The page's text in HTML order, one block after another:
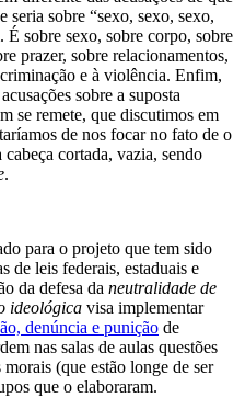
seria sobre “sexo, sexo, sexo,
É sobre sexo, sobre corpo, sobre
prazer, sobre relacionamentos,
e à violência. Enfim,
sobre a suposta
se remete, que discutimos em
de nos focar no fato de o
cortada, vazia, sendo
.
para o projeto que tem sido
de leis federais, estaduais e
da defesa da neutralidade de
ideológica visa implementar
denúncia e punição de
nas salas de aulas questões
(que estão longe de ser
que o elaboraram.